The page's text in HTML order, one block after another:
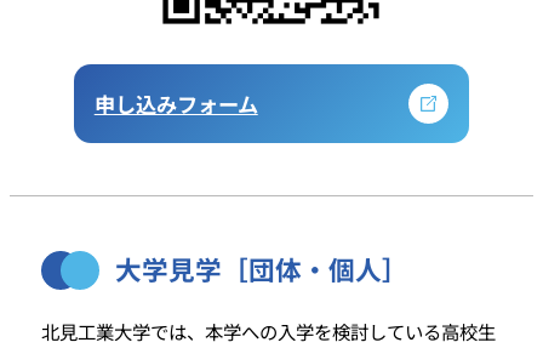
申し込みフォーム
大学見学［団体・個人］
北見工業大学では、本学への入学を検討している高校生